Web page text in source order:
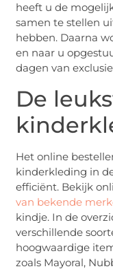
heeft u de
samen te stellen
hebben. Daarna
en naar u
dagen van
De
Het online
kinderkleding in
efficiënt. Bekijk
van bekende
kindje. In de
verschillende
hoogwaardige
zoals Mayoral,